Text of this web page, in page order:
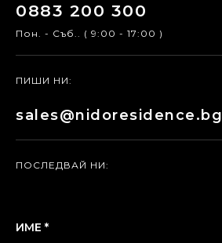
0883 200 300
Пон. - Съб.. ( 9:00 - 17:00 )
ПИШИ НИ:
sales@nidoresidence.bg
ПОСЛЕДВАЙ НИ:
ИМЕ *